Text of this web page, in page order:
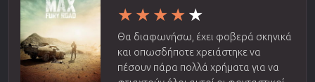
Θα διαφωνήσω, έχει φοβερά σκηνικά
και οπωσδήποτε χρειάστηκε να
πέσουν πάρα πολλά χρήματα για να